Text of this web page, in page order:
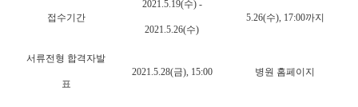
접수기간
2021.5.19(수) -
2021.5.26(수)
5.26(수), 17:00까지
서류전형 합격자발
표
2021.5.28(금), 15:00 병원 홈페이지